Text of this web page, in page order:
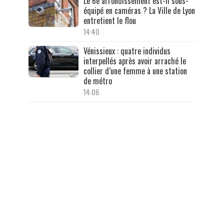
équipé en caméras ? La Ville de Lyon
entretient le flou
14:40
Vénissieux : quatre individus
interpellés après avoir arraché le
collier d’une femme à une station
de métro
14:06